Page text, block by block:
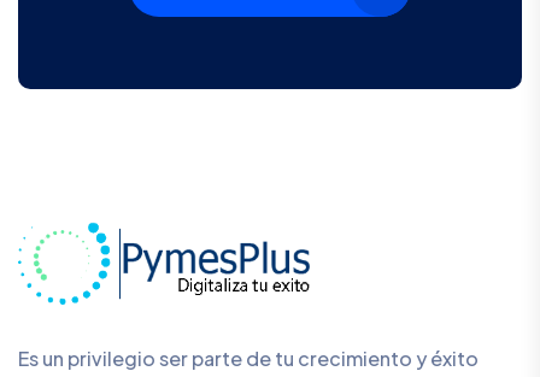
Es un privilegio ser parte de tu crecimiento y éxito